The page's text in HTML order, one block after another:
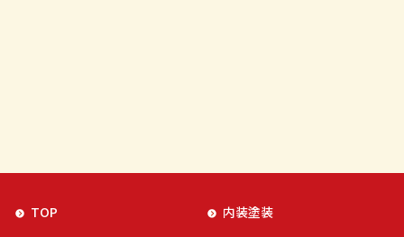
TOP
内装塗装